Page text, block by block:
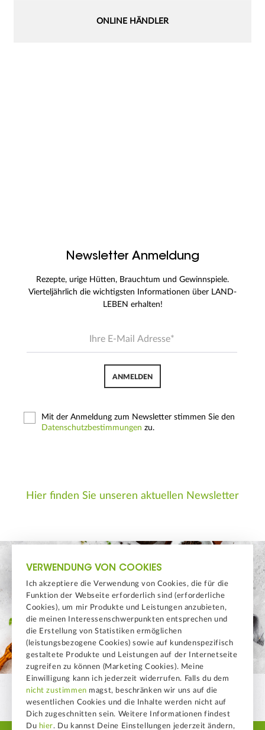
ONLINE HÄNDLER
Newsletter Anmeldung
Rezepte, urige Hütten, Brauchtum und Gewinnspiele.
Vierteljährlich die wichtigsten Informationen über LAND-
LEBEN erhalten!
ANMELDEN
Mit der Anmeldung zum Newsletter stimmen Sie den
Datenschutzbestimmungen zu.
Hier finden Sie unseren aktuellen Newsletter
VERWENDUNG VON COOKIES
Ich akzeptiere die Verwendung von Cookies, die für die
Funktion der Webseite erforderlich sind (erforderliche
Cookies), um mir Produkte und Leistungen anzubieten,
die meinen Interessenschwerpunkten entsprechen und
die Erstellung von Statistiken ermöglichen
(leistungsbezogene Cookies) sowie auf kundenspezifisch
gestaltete Produkte und Leistungen auf der Internetseite
zugreifen zu können (Marketing Cookies). Meine
Einwilligung kann ich jederzeit widerrufen. Falls du dem
nicht zustimmen magst, beschränken wir uns auf die
wesentlichen Cookies und die Inhalte werden nicht auf
Dich zugeschnitten sein. Weitere Informationen findest
Du hier. Du kannst Deine Einstellungen jederzeit ändern,